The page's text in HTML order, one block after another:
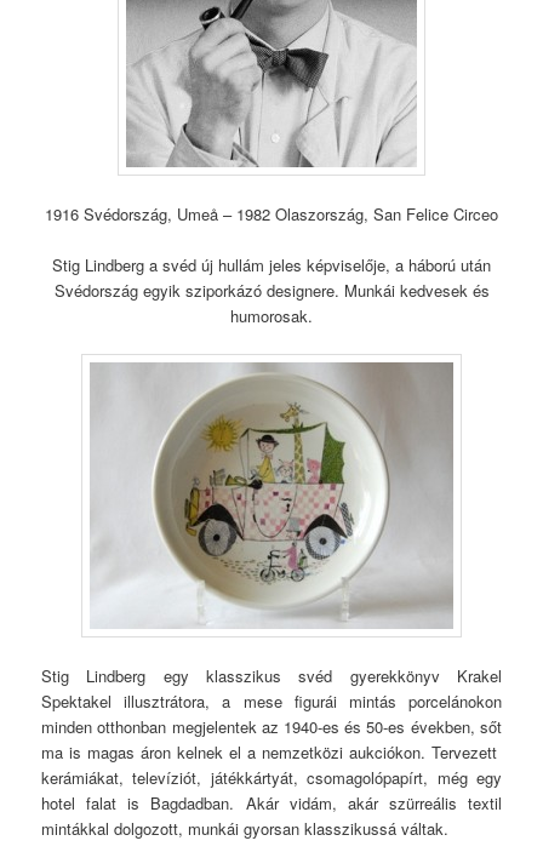
1916 Svédország, Umeå – 1982 Olaszország, San Felice Circeo
Stig Lindberg a svéd új hullám jeles képviselője, a háború után
Svédország egyik sziporkázó designere. Munkái kedvesek és
humorosak.
Stig Lindberg egy klasszikus svéd gyerekkönyv Krakel
Spektakel illusztrátora, a mese figurái mintás porcelánokon
minden otthonban megjelentek az 1940-es és 50-es években, sőt
ma is magas áron kelnek el a nemzetközi aukciókon. Tervezett
kerámiákat, televíziót, játékkártyát, csomagolópapírt, még egy
hotel falat is Bagdadban. Akár vidám, akár szürreális textil
mintákkal dolgozott, munkái gyorsan klasszikussá váltak.